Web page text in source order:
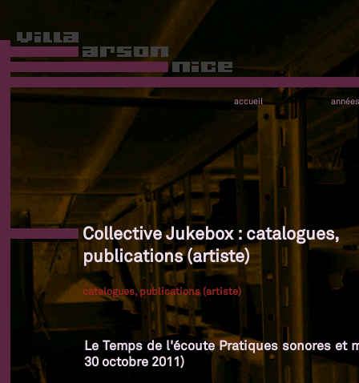
accueil années
Collective Jukebox : catalogues,
publications (artiste)
catalogues, publications (artiste)
Le Temps de l'écoute Pratiques sonores et
30 octobre 2011)